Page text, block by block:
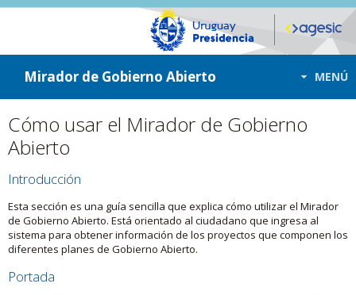
ir a contenido
ir al menú
Mirador de Gobierno Abierto MENÚ
Cómo usar el Mirador de Gobierno
Abierto
Introducción
Esta sección es una guía sencilla que explica cómo utilizar el Mirador
de Gobierno Abierto. Está orientado al ciudadano que ingresa al
sistema para obtener información de los proyectos que componen los
diferentes planes de Gobierno Abierto.
Portada